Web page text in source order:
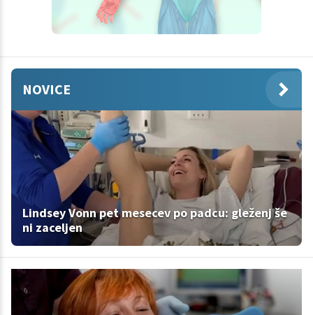
NOVICE
Lindsey Vonn pet mesecev po padcu: gleženj še
ni zaceljen